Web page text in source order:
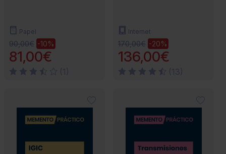
Papel
90,00€ -10%
81,00€
Internet
170,00€ -20%
136,00€